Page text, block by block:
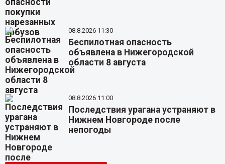
08.8.2026 11:30
Беспилотная опасность
объявлена в Нижегородской
области 8 августа
08.8.2026 11:00
Последствия урагана устраняют в
Нижнем Новгороде после
непогоды